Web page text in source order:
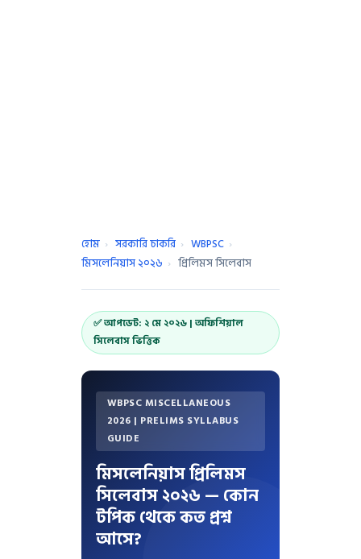
হোম › সরকারি চাকরি › WBPSC ›
মিসলেনিয়াস ২০২৬ › প্রিলিমস সিলেবাস
✅ আপডেট: ২ মে ২০২৬ | অফিশিয়াল
সিলেবাস ভিত্তিক
WBPSC MISCELLANEOUS
2026 | PRELIMS SYLLABUS
GUIDE
মিসলেনিয়াস প্রিলিমস
সিলেবাস ২০২৬ — কোন
টপিক থেকে কত প্রশ্ন
আসে?